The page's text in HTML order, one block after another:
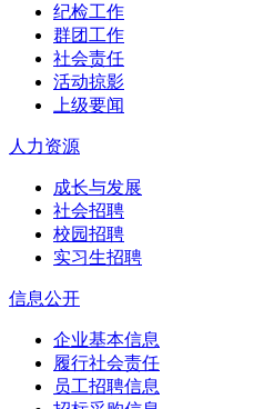
纪检工作
群团工作
社会责任
活动掠影
上级要闻
人力资源
成长与发展
社会招聘
校园招聘
实习生招聘
信息公开
企业基本信息
履行社会责任
员工招聘信息